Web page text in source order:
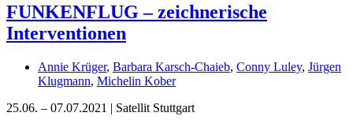
FUNKENFLUG – zeichnerische
Interventionen
Annie Krüger, Barbara Karsch-Chaieb, Conny Luley, Jürgen
Klugmann, Michelin Kober
25.06. – 07.07.2021 | Satellit Stuttgart